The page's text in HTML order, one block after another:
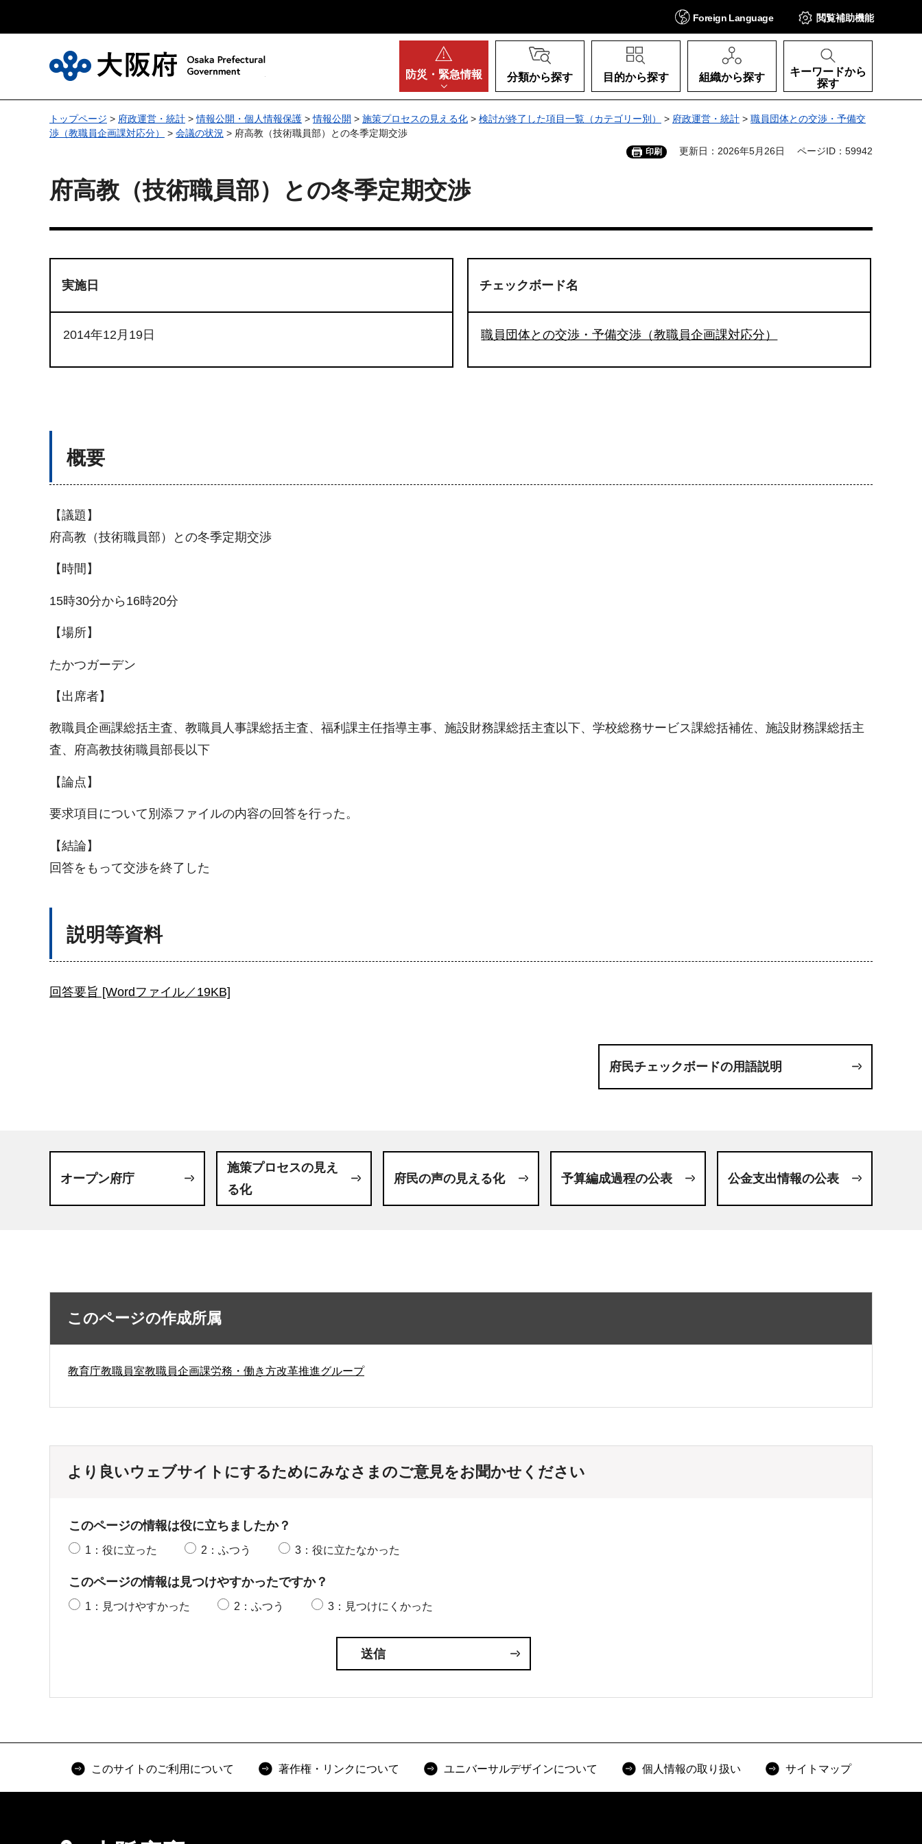
Foreign Language 閲覧補助機能
防災・ 緊急情報 分類から探す 目的から探す 組織から探す
キーワードから
探す
トップページ > 府政運営・統計 >情報公開・個人情報保護 >情報公開 > 施策プロセスの見える化 > 検討が終了した項目一覧（カテゴリー別） > 府政運営・統計 > 職員団体との交渉・予備交
渉（教職員企画課対応分）
> 会議の状況 > 府高教（技術職員部）との冬季定期交渉
印刷 更新日：2026年5月26日 ページID：59942
府高教（技術職員部）との冬季定期交渉
実施日
2014年12月19日
チェックボード名
職員団体との交渉・予備交渉（教職員企画課対応分）
概要
【議題】
府高教（技術職員部）との冬季定期交渉
【時間】
15時30分から16時20分
【場所】
たかつガーデン
【出席者】
教職員企画課総括主査、教職員人事課総括主査、福利課主任指導主事、施設財務課総括主査以下、学校総務サービス課総括補佐、施設財務課総括主
査、府高教技術職員部長以下
【論点】
要求項目について別添ファイルの内容の回答を行った。
【結論】
回答をもって交渉を終了した
説明等資料
回答要旨 [Wordファイル／19KB]
府民チェックボードの用語説明
オープン府庁
施策プロセスの見え
る化
府民の声の見える化 予算編成過程の公表 公金支出情報の公表
このページの作成所属
教育庁教職員室教職員企画課労務・働き方改革推進グループ
より良いウェブサイトにするためにみなさまのご意見をお聞かせください
このページの情報は役に立ちましたか？
1：役に立った 2：ふつう 3：役に立たなかった
このページの情報は見つけやすかったですか？
1：見つけやすかった 2：ふつう 3：見つけにくかった
このサイトのご利用について 著作権・リンクについて ユニバーサルデザインについて 個人情報の取り扱い サイトマップ